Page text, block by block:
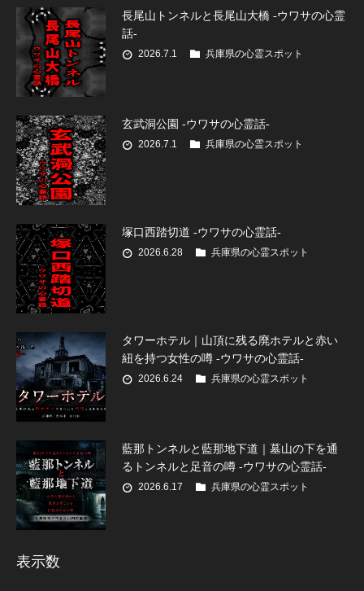
長尾山トンネルと長尾山大橋 -ウワサの心霊
話-
2026.7.1 兵庫県の心霊スポット
玄武洞公園 -ウワサの心霊話-
2026.7.1 兵庫県の心霊スポット
塚口西踏切道 -ウワサの心霊話-
2026.6.28 兵庫県の心霊スポット
タワーホテル｜山頂に残る廃ホテルと赤い
紐を持つ女性の噂 -ウワサの心霊話-
2026.6.24 兵庫県の心霊スポット
藍那トンネルと藍那地下道｜墓山の下を通
るトンネルと足音の噂 -ウワサの心霊話-
2026.6.17 兵庫県の心霊スポット
表示数